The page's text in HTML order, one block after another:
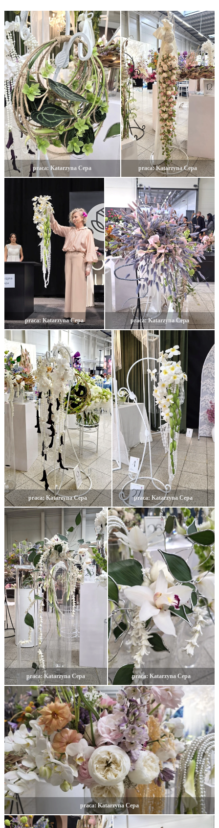
praca: Katarzyna Cepa praca: Katarzyna Cepa
praca: Katarzyna Cepa praca: Katarzyna Cepa
praca: Katarzyna Cepa praca: Katarzyna Cepa
praca: Katarzyna Cepa praca: Katarzyna Cepa
praca: Katarzyna Cepa